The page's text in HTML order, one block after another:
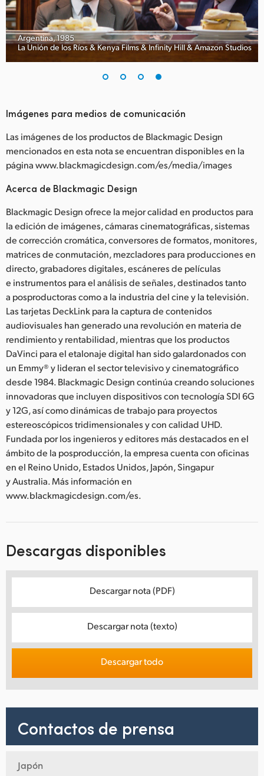
Argentina, 1985
La Unión de los Ríos & Kenya Films & Infinity Hill & Amazon Studios
Imágenes para medios de comunicación
Las imágenes de los productos de Blackmagic Design
mencionados en esta nota se encuentran disponibles en la
página www.blackmagicdesign.com/es/media/images
Acerca de Blackmagic Design
Blackmagic Design ofrece la mejor calidad en productos para
la edición de imágenes, cámaras cinematográficas, sistemas
de corrección cromática, conversores de formatos, monitores,
matrices de conmutación, mezcladores para producciones en
directo, grabadores digitales, escáneres de películas
e instrumentos para el análisis de señales, destinados tanto
a posproductoras como a la industria del cine y la televisión.
Las tarjetas DeckLink para la captura de contenidos
audiovisuales han generado una revolución en materia de
rendimiento y rentabilidad, mientras que los productos
DaVinci para el etalonaje digital han sido galardonados con
un Emmy® y lideran el sector televisivo y cinematográfico
desde 1984. Blackmagic Design continúa creando soluciones
innovadoras que incluyen dispositivos con tecnología SDI 6G
y 12G, así como dinámicas de trabajo para proyectos
estereoscópicos tridimensionales y con calidad UHD.
Fundada por los ingenieros y editores más destacados en el
ámbito de la posproducción, la empresa cuenta con oficinas
en el Reino Unido, Estados Unidos, Japón, Singapur
y Australia. Más información en
www.blackmagicdesign.com/es.
Descargas disponibles
Descargar nota (PDF)
Descargar nota (texto)
Descargar todo
Contactos de prensa
Japón